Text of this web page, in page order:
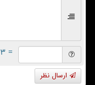
= ۳ بعلاوه ۳
ارسال نظر